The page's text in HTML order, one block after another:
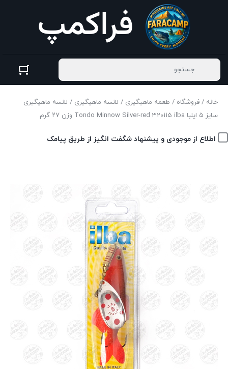
خانه / فروشگاه / طعمه ماهیگیری / لانسه ماهیگیری / لانسه ماهیگیری
سایز ۵ ایلبا Tondo Minnow Silver-red 320115 ilba وزن ۲۷ گرم
اطلاع از موجودی و پیشنهاد شگفت انگیز از طریق پیامک